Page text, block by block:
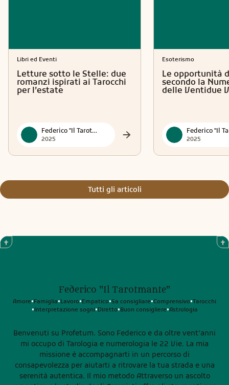
Libri ed Eventi
Letture sotto le Stelle: due
romanzi ispirati ai Tarocchi
per l’estate
Federico "Il Tarotmante"
2025
Esoterismo
Le opportunità
secondo la
delle Ventidue
2025
Tutti gli articoli
Federico "Il Tarotmante"
Amore•Famiglia•Lavoro•Empatico•Sa consigliare•Comprensivo•Tarocchi
•Interpretazione sogni•Diretto•Buon consigliere•Astrologia
Benvenuti su Profetum. Sono Federico e da oltre vent’anni
mi occupo di Tarologia e numerologia le 22 Vie. La mia
missione è accompagnarti in un percorso di
consapevolezza per aiutarti a ritrovare la tua strada e una
serenità autentica. Il mio metodo Attraverso un ascolto